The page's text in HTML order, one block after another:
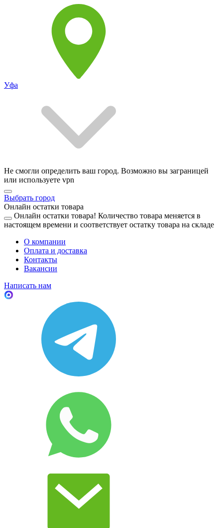
Уфа
Не смогли определить ваш город. Возможно вы заграницей
или используете vpn
Выбрать город
Онлайн остатки товара
Онлайн остатки товара! Количество товара меняется в
настоящем времени и соответствует остатку товара на складе
О компании
Оплата и доставка
Контакты
Вакансии
Написать нам